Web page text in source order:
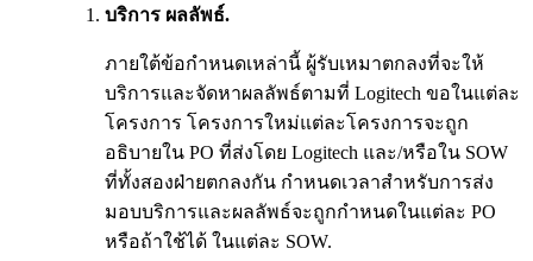
บริการ ผลลัพธ์.
ภายใต้ข้อกำหนดเหล่านี้ ผู้รับเหมาตกลงที่จะให้
บริการและจัดหาผลลัพธ์ตามที่ Logitech ขอในแต่ละ
โครงการ โครงการใหม่แต่ละโครงการจะถูก
อธิบายใน PO ที่ส่งโดย Logitech และ/หรือใน SOW
ที่ทั้งสองฝ่ายตกลงกัน กำหนดเวลาสำหรับการส่ง
มอบบริการและผลลัพธ์จะถูกกำหนดในแต่ละ PO
หรือถ้าใช้ได้ ในแต่ละ SOW.